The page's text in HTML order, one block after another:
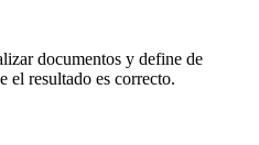
documentos y define de
el resultado es correcto.